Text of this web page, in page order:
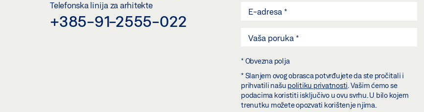
Telefonska linija za arhitekte
+385-91-2555-022
* Obvezna polja
* Slanjem ovog obrasca potvrđujete da ste pročitali i
prihvatili našu politiku privatnosti . Vašim ćemo se
podacima koristiti isključivo u ovu svrhu. U bilo kojem
trenutku možete opozvati korištenje njima.